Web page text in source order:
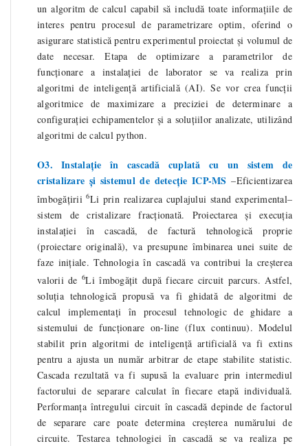
un algoritm de calcul capabil să includă toate informațiile de
interes pentru procesul de parametrizare optim, oferind o
asigurare statistică pentru experimentul proiectat și volumul de
date necesar. Etapa de optimizare a parametrilor de
funcționare a instalației de laborator se va realiza prin
algoritmi de inteligență artificială (AI). Se vor crea funcții
algoritmice de maximizare a preciziei de determinare a
configurației echipamentelor și a soluțiilor analizate, utilizând
algoritmi de calcul python.
O3. Instalație în cascadă cuplată cu un sistem de
cristalizare și sistemul de detecție ICP-MS –Eficientizarea
îmbogățirii6Li prin realizarea cuplajului stand experimental–
sistem de cristalizare fracționată. Proiectarea și execuția
instalației în cascadă, de factură tehnologică proprie
(proiectare originală), va presupune îmbinarea unei suite de
faze inițiale. Tehnologia în cascadă va contribui la creșterea
valorii de6Li îmbogățit după fiecare circuit parcurs. Astfel,
soluția tehnologică propusă va fi ghidată de algoritmi de
calcul implementați în procesul tehnologic de ghidare a
sistemului de funcționare on-line (flux continuu). Modelul
stabilit prin algoritmi de inteligență artificială va fi extins
pentru a ajusta un număr arbitrar de etape stabilite statistic.
Cascada rezultată va fi supusă la evaluare prin intermediul
factorului de separare calculat în fiecare etapă individuală.
Performanța întregului circuit în cascadă depinde de factorul
de separare care poate determina creșterea numărului de
circuite. Testarea tehnologiei în cascadă se va realiza pe